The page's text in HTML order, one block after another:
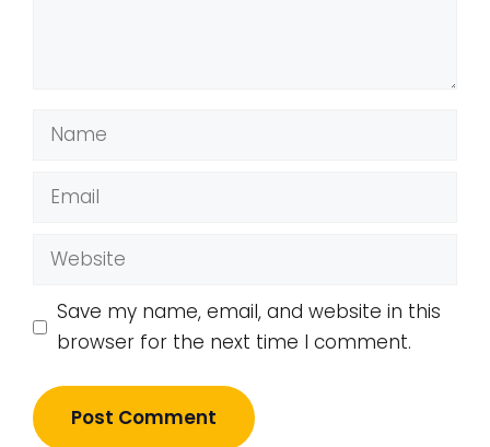
Name
Email
Website
Save my name, email, and website in this
browser for the next time I comment.